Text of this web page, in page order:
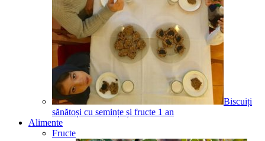
Biscuiți
sănătoși cu semințe și fructe 1 an
Alimente
Fructe